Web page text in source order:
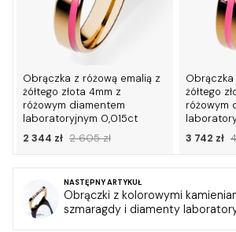
Obrączka z różową emalią z
żółtego złota 4mm z
różowym diamentem
laboratoryjnym 0,015ct
2 344 zł 2 605 zł
Obrączka
żółtego
różowym
3 742 zł
NASTĘPNY ARTYKUŁ
Obrączki z kolorowymi
szmaragdy i diamenty